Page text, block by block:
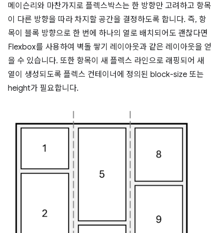
메이슨리와 마찬가지로 플렉스박스는 한 방향만 고려하고 항목
이 다른 방향을 따라 차지할 공간을 결정하도록 합니다. 즉, 항
목이 블록 방향으로 한 번에 하나의 열로 배치되어도 괜찮다면
Flexbox를 사용하여 벽돌 쌓기 레이아웃과 같은 레이아웃을 얻
을 수 있습니다. 또한 항목이 새 플렉스 라인으로 래핑되어 새
열이 생성되도록 플렉스 컨테이너에 정의된 block-size 또는
height가 필요합니다.